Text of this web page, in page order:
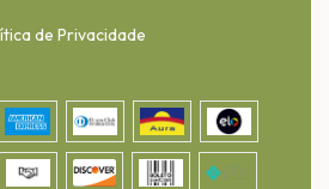
de Privacidade